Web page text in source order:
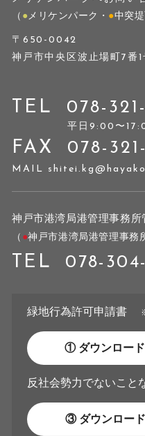
（ ● メリケンパーク・ ●中突堤
〒650-0042
神戸市中央区波止場町7番1
TEL 078-
平⽇9:00〜
FAX 078-
MAIL
神戸市港湾局港管理事務
（ ●神戸市港湾局港管理事務
TEL 078-
緑地行為許可申請書
① ダウンロード
反社会勢力でないこと
③ ダウンロード